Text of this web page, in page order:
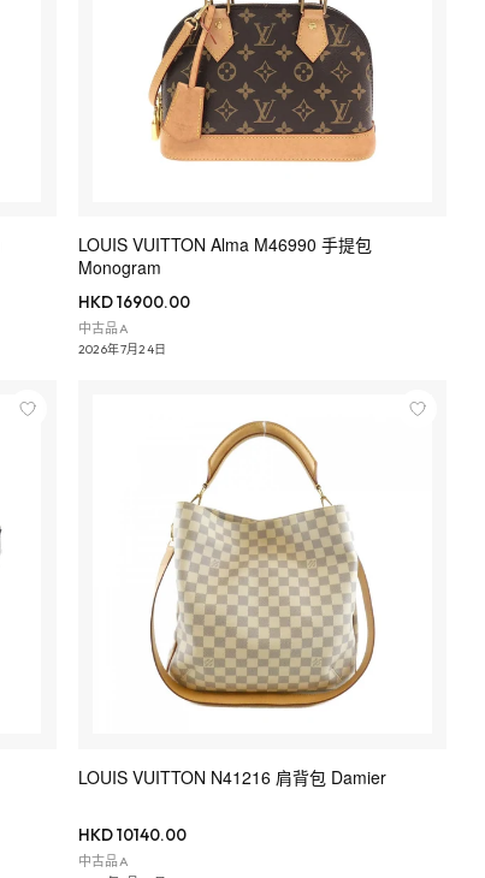
LOUIS VUITTON Alma M46990 手提包
Monogram
HKD 16900.00
中古品A
2026年7月24日
LOUIS VUITTON N41216 肩背包 Damier
HKD 10140.00
中古品A